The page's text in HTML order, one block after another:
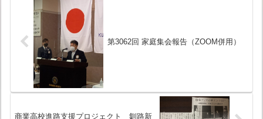
第3062回 家庭集会報告（ZOOM併用）
商業高校進路支援プロジェクト 釧路新